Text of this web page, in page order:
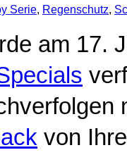
Serie, Regenschutz,
am 17.
von